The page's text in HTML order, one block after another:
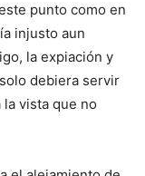
punto como en
injusto aun
la expiación y
debiera servir
vista que no